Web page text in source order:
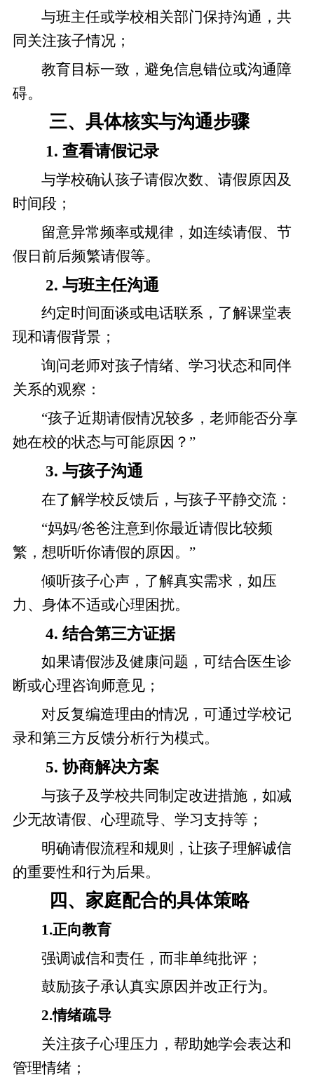
与班主任或学校相关部门保持沟通，共
同关注孩子情况；
教育目标一致，避免信息错位或沟通障
碍。
三、具体核实与沟通步骤
1. 查看请假记录
与学校确认孩子请假次数、请假原因及
时间段；
留意异常频率或规律，如连续请假、节
假日前后频繁请假等。
2. 与班主任沟通
约定时间面谈或电话联系，了解课堂表
现和请假背景；
询问老师对孩子情绪、学习状态和同伴
关系的观察：
“孩子近期请假情况较多，老师能否分享
她在校的状态与可能原因？”
3. 与孩子沟通
在了解学校反馈后，与孩子平静交流：
“妈妈/爸爸注意到你最近请假比较频
繁，想听听你请假的原因。”
倾听孩子心声，了解真实需求，如压
力、身体不适或心理困扰。
4. 结合第三方证据
如果请假涉及健康问题，可结合医生诊
断或心理咨询师意见；
对反复编造理由的情况，可通过学校记
录和第三方反馈分析行为模式。
5. 协商解决方案
与孩子及学校共同制定改进措施，如减
少无故请假、心理疏导、学习支持等；
明确请假流程和规则，让孩子理解诚信
的重要性和行为后果。
四、家庭配合的具体策略
1.正向教育
强调诚信和责任，而非单纯批评；
鼓励孩子承认真实原因并改正行为。
2.情绪疏导
关注孩子心理压力，帮助她学会表达和
管理情绪；